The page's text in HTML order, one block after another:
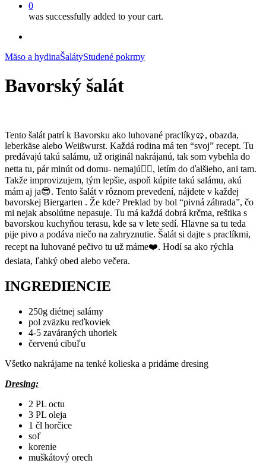
0
was successfully added to your cart.
Mäso a hydinaŠalátyStudené pokrmy
Bavorský šalát
Tento šalát patrí k Bavorsku ako luhované praclíky🥨, obazda,
leberkäse alebo Weißwurst. Každá rodina má ten “svoj” recept. Tu
predávajú takú salámu, už originál nakrájanú, tak som vybehla do
netta tu, pár minút od domu- nemajú🤦‍♀️, letím do ďalšieho, ani tam.
Takže improvizujem, tým lepšie, aspoň kúpite takú salámu, akú
mám aj ja😎. Tento šalát v rôznom prevedení, nájdete v každej
bavorskej Biergarten . Že kde? Preklad by bol “pivná záhrada”, čo
mi nejak absolútne nepasuje. Tu má každá dobrá krčma, reštika s
bavorskou kuchyňou terasu, kde sa v lete sedí. Hlavne sa tu teda
pije pivo a podáva niečo na zahryznutie. Šalát si dajte s praclíkmi,
recept na luhované pečivo tu už máme❤️. Hodí sa ako rýchla
desiata, ľahký obed alebo večera.
INGREDIENCIE
250g diétnej salámy
pol zväzku reďkoviek
4-5 zaváraných uhoriek
červenú cibuľu
Všetko nakrájame na tenké kolieska a pridáme dresing
Dresing:
2 PL octu
3 PL oleja
1 čl horčice
soľ
korenie
muškátový orech